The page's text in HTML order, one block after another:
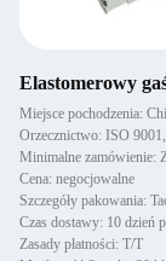
Elastomerowy
Miejsce pochodzenia:
Orzecznictwo: ISO
Minimalne zamówienie:
Cena: negocjowalne
Szczegóły pakowania:
Czas dostawy: 10 dzień
Zasady płatności: T/T